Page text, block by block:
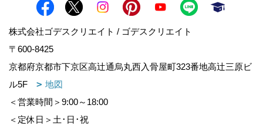
株式会社ゴデスクリエイト / ゴデスクリエイト
〒600-8425
京都府京都市下京区高辻通烏丸西入骨屋町323番地高辻三原ビ
ル5F
地図
＜営業時間＞9:00～18:00
＜定休日＞土･日･祝